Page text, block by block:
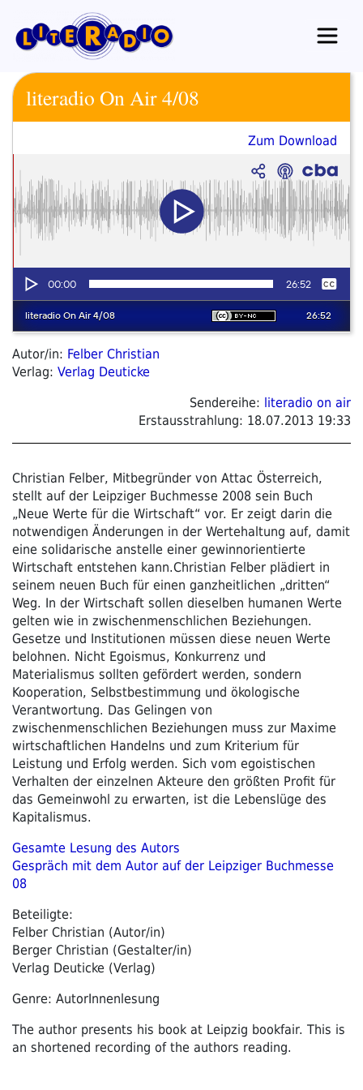
Inhalt
springen
literadio On Air 4/08
Zum Download
Autor/in: Felber Christian
Verlag: Verlag Deuticke
Sendereihe: literadio on air
Erstausstrahlung: 18.07.2013 19:33
Christian Felber, Mitbegründer von Attac Österreich,
stellt auf der Leipziger Buchmesse 2008 sein Buch
„Neue Werte für die Wirtschaft“ vor. Er zeigt darin die
notwendigen Änderungen in der Wertehaltung auf, damit
eine solidarische anstelle einer gewinnorientierte
Wirtschaft entstehen kann.Christian Felber plädiert in
seinem neuen Buch für einen ganzheitlichen „dritten“
Weg. In der Wirtschaft sollen dieselben humanen Werte
gelten wie in zwischenmenschlichen Beziehungen.
Gesetze und Institutionen müssen diese neuen Werte
belohnen. Nicht Egoismus, Konkurrenz und
Materialismus sollten gefördert werden, sondern
Kooperation, Selbstbestimmung und ökologische
Verantwortung. Das Gelingen von
zwischenmenschlichen Beziehungen muss zur Maxime
wirtschaftlichen Handelns und zum Kriterium für
Leistung und Erfolg werden. Sich vom egoistischen
Verhalten der einzelnen Akteure den größten Profit für
das Gemeinwohl zu erwarten, ist die Lebenslüge des
Kapitalismus.
Gesamte Lesung des Autors
Gespräch mit dem Autor auf der Leipziger Buchmesse
08
Beteiligte:
Felber Christian (Autor/in)
Berger Christian (Gestalter/in)
Verlag Deuticke (Verlag)
Genre: AutorInnenlesung
The author presents his book at Leipzig bookfair. This is
an shortened recording of the authors reading.